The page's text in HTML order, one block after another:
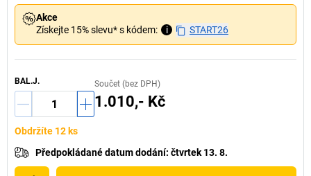
Akce
Získejte 15% slevu* s kódem:
i START26
BAL.J. Součet (bez DPH)
1.010,- Kč
Obdržíte 12 ks
Předpokládané datum dodání: čtvrtek 13. 8.